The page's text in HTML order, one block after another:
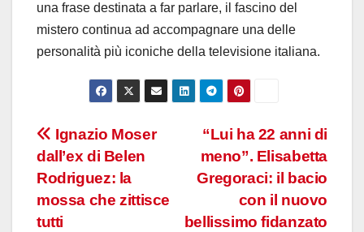
una frase destinata a far parlare, il fascino del
mistero continua ad accompagnare una delle
personalità più iconiche della televisione italiana.
Navigazione
articoli
“Lui ha 22 anni di
meno”. Elisabetta
Gregoraci: il bacio
con il nuovo
bellissimo fidanzato
Ignazio Moser
dall’ex di Belen
Rodriguez: la
mossa che zittisce
tutti